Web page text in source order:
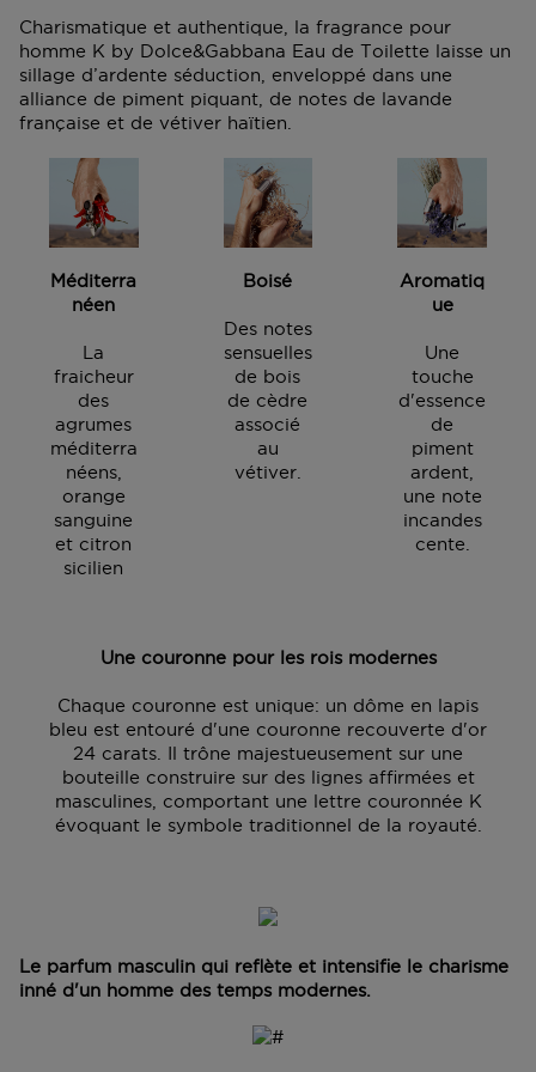
postal. Vous pouvez voir la date de livraison prévue
dans votre panier lors de la commande. Nous livrons
gratuitement toutes vos commandes à partir de 25,- €.
Vous pouvez également opter pour le Click & Collect,
ainsi votre commande sera prête dans le magasin de
votre choix au bout d'1h.
Livraison à votre domicile ou à une autre adresse en
Belgique ?
Bpost vous livre du lundi au vendredi entre 8h00 et
17h00. Vous n'êtes pas à la maison ? Le livreur
déposera un bon de livraison dans votre boîte aux
lettres à l'endroit où vous pourrez récupérer votre
Retrait dans l'un de nos magasins ou dans un point
postal ?
Dès que votre colis est prêt, vous recevrez un email.
Vous pouvez le récupérer sur présentation du code
track & trace.
Accédez à plus d’informations et à la FAQ sur la
livraison.
de 14 jours pour la retourner (partiellement) ou
l'annuler. Après l'annulation, vous disposez d'un délai
supplémentaire de 14 jours pour retourner les produits.
Pour annuler votre commande, vous pouvez nous
contacter ou utiliserle formulaire de retour.
n’avez pas besoin de remplir un formulaire de retour
commande avec vous.
Charismatique et authentique, la fragrance pour
homme K by Dolce&Gabbana Eau de Toilette laisse un
sillage d’ardente séduction, enveloppé dans une
alliance de piment piquant, de notes de lavande
française et de vétiver haïtien.
Méditerra
néen
La
fraicheur
des
agrumes
méditerra
néens,
orange
sanguine
et citron
sicilien
Boisé
Des notes
sensuelles
de bois
de cèdre
associé
au
vétiver.
Aromatiq
ue
Une
touche
d'essence
de
piment
ardent,
une note
incandes
cente.
Une couronne pour les rois modernes
Chaque couronne est unique: un dôme en lapis
bleu est entouré d'une couronne recouverte d'or
24 carats. Il trône majestueusement sur une
bouteille construire sur des lignes affirmées et
masculines, comportant une lettre couronnée K
évoquant le symbole traditionnel de la royauté.
Le parfum masculin qui reflète et intensifie le charisme
inné d'un homme des temps modernes.